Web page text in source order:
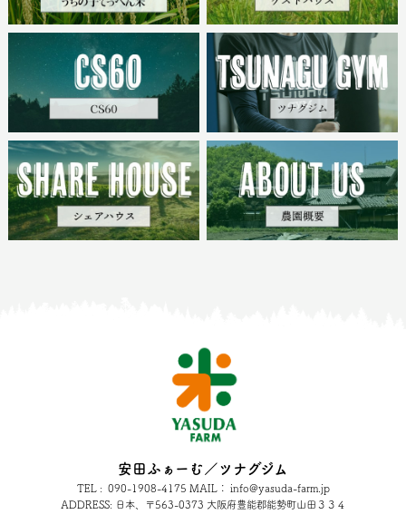
安田ふぁーむ／ツナグジム
TEL : 090-1908-4175 MAIL： info@yasuda-farm.jp
ADDRESS: 日本、〒563-0373 大阪府豊能郡能勢町山田３３４